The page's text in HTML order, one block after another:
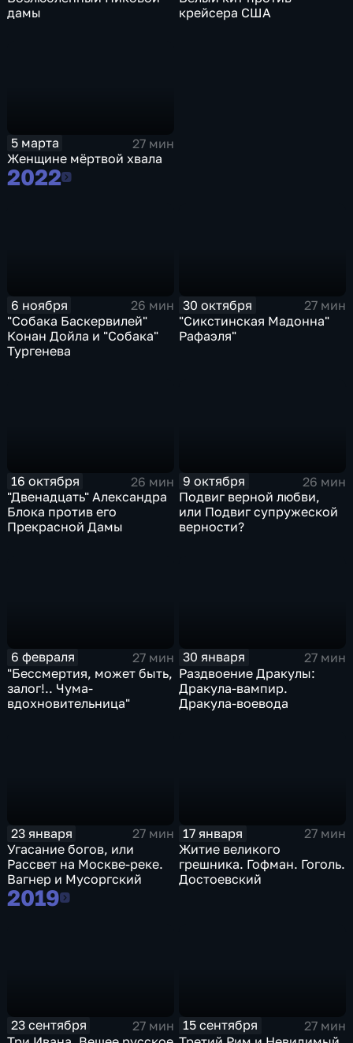
дамы
крейсера США
5 марта
27 мин
Женщине мёртвой хвала
20222022
6 ноября
26 мин
"Собака Баскервилей"
Конан Дойла и "Собака"
Тургенева
30 октября
27 мин
"Сикстинская Мадонна"
Рафаэля"
16 октября
26 мин
"Двенадцать" Александра
Блока против его
Прекрасной Дамы
9 октября
26 мин
Подвиг верной любви,
или Подвиг супружеской
верности?
6 февраля
27 мин
"Бессмертия, может быть,
залог!.. Чума-
вдохновительница"
30 января
27 мин
Раздвоение Дракулы:
Дракула-вампир.
Дракула-воевода
23 января
27 мин
Угасание богов, или
Рассвет на Москве-реке.
Вагнер и Мусоргский
17 января
27 мин
Житие великого
грешника. Гофман. Гоголь.
Достоевский
20192019
23 сентября
27 мин
15 сентября
27 мин